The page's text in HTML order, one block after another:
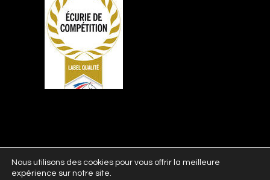
Nous utilisons des cookies pour vous offrir la meilleure
expérience sur notre site.